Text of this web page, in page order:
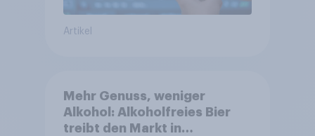
Artikel
Mehr Genuss, weniger
Alkohol: Alkoholfreies Bier
treibt den Markt in